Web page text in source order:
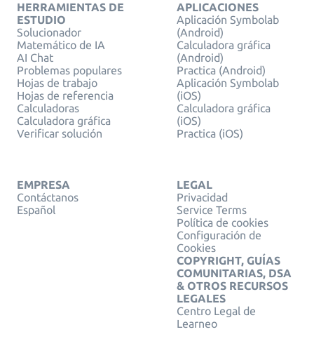
HERRAMIENTAS DE
ESTUDIO
Solucionador
Matemático de IA
AI Chat
Problemas populares
Hojas de trabajo
Hojas de referencia
Calculadoras
Calculadora gráfica
Verificar solución
APLICACIONES
Aplicación Symbolab
(Android)
Calculadora gráfica
(Android)
Practica (Android)
Aplicación Symbolab
(iOS)
Calculadora gráfica
(iOS)
Practica (iOS)
EMPRESA
Contáctanos
Español
LEGAL
Privacidad
Service Terms
Política de cookies
Configuración de
Cookies
COPYRIGHT, GUÍAS
COMUNITARIAS, DSA
& OTROS RECURSOS
LEGALES
Centro Legal de
Learneo